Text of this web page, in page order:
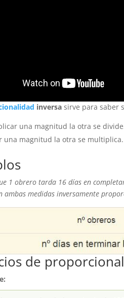
inversasirve para saber
una magnitud la otra se
una magnitud la otra se multiplica.
1 obrero tarda 16 días en
ambas medidas inversamente
de